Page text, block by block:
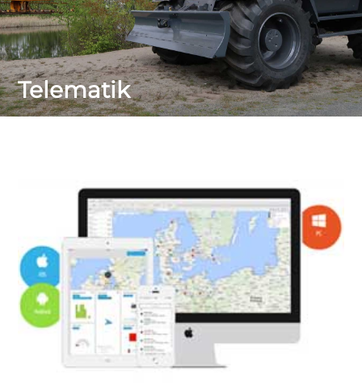
Telematik